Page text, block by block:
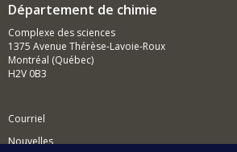
Département de chimie
Complexe des sciences
1375 Avenue Thérèse-Lavoie-Roux
Montréal (Québec)
H2V 0B3
Courriel
Nouvelles